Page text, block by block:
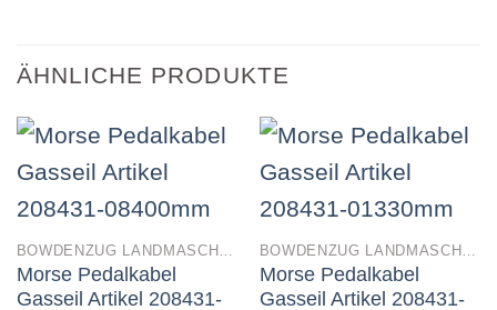
ÄHNLICHE PRODUKTE
Morse Pedalkabel
Gasseil Artikel 208431-
Morse Pedalkabel
Gasseil Artikel 208431-